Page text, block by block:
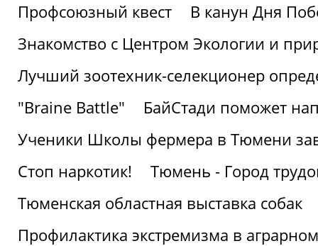
Профсоюзный квест
В канун Дня
Знакомство с Центром Экологии и
Лучший зоотехник-селекционер
"Braine Battle"
БайСтади поможет
Ученики Школы фермера в Тюмени
Стоп наркотик!
Тюмень - Город
Тюменская областная выставка собак
Профилактика экстремизма в аграрном